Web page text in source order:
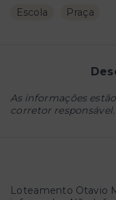
Escola Praça
As informações
corretor responsável.
Loteamento Otavio